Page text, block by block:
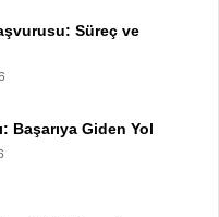
Süreç ve
Başarıya Giden Yol